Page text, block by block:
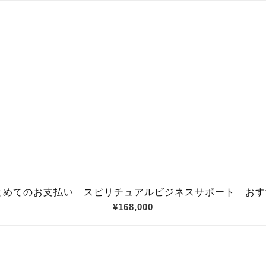
てのお支払い スピリチュアルビジネスサポート お
¥168,000